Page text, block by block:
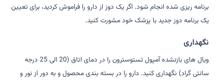
برنامه ریزی شده انجام شود. اگر یک دوز از دارو را فراموش کردید، برای تعیین
یک برنامه دوز جدید با پزشک خود مشورت کنید.
نگهداری
ویال های بازنشده آمپول تستوسترون را در دمای اتاق (20 الی 25 درجه
سانتی گراد) نگهداری کنید. دارو را در بسته بندی محصول و به دور از نور و